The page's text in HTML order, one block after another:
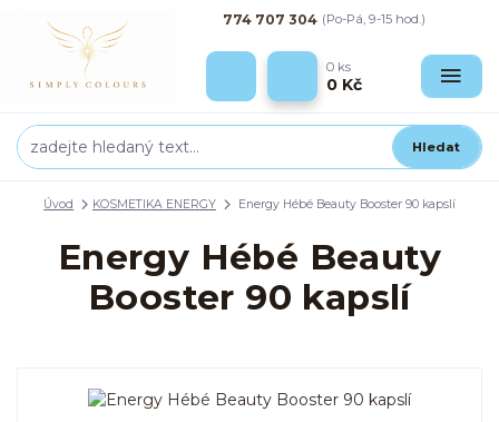
Hledat
774 707 304 (Po-Pá, 9-15 hod.)
0 ks
0 Kč
Úvod KOSMETIKA ENERGY Energy Hébé Beauty Booster 90 kapslí
Energy Hébé Beauty
Booster 90 kapslí